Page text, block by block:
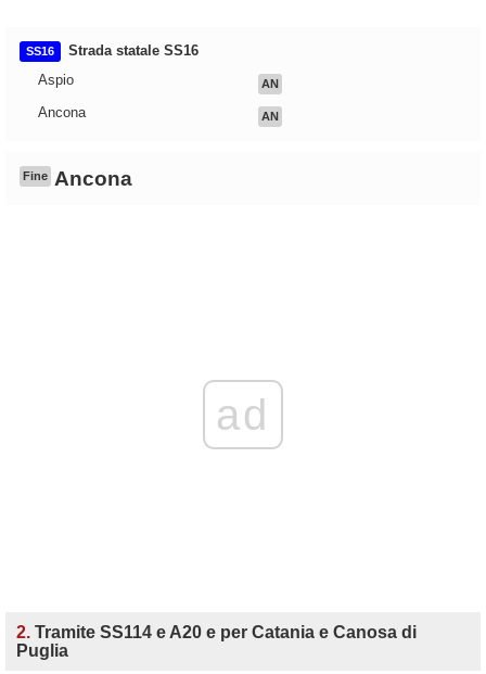
SS16
Strada statale SS16
Aspio
AN
Ancona AN
Fine Ancona
ad
2. Tramite SS114 e A20 e per Catania e Canosa di
Puglia